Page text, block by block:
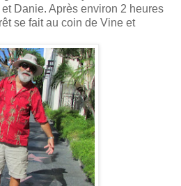
Danie. Après environ 2 heures
se fait au coin de Vine et